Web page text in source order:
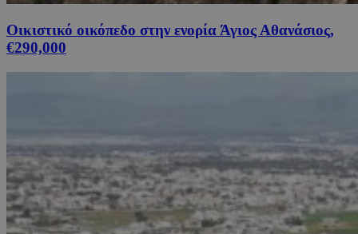
Οικιστικό οικόπεδο στην ενορία Άγιος Αθανάσιος,
€290,000